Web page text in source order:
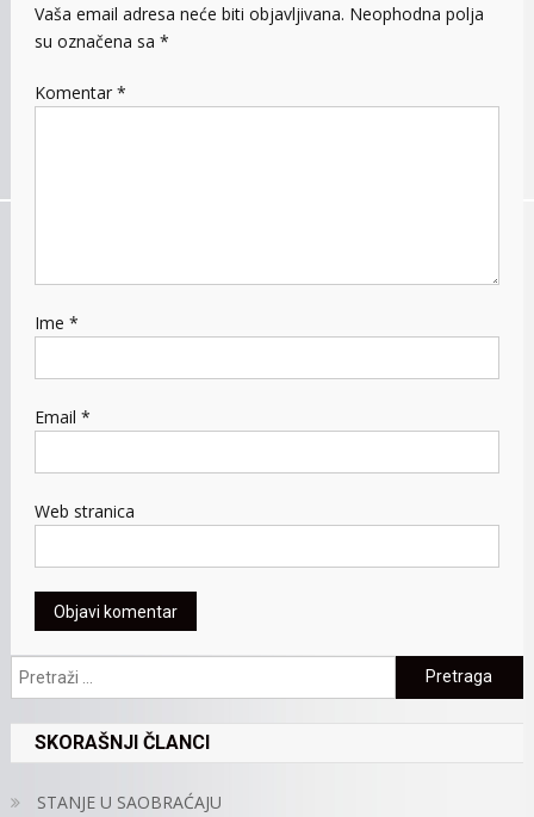
Vaša email adresa neće biti objavljivana. Neophodna polja
su označena sa *
Komentar *
Ime *
Email *
Web stranica
Pretraga:
SKORAŠNJI ČLANCI
STANJE U SAOBRAĆAJU